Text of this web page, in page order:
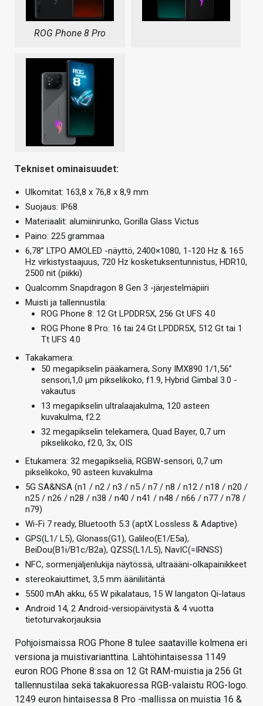
ROG Phone 8 Pro
Tekniset ominaisuudet:
Ulkomitat: 163,8 x 76,8 x 8,9 mm
Suojaus: IP68
Materiaalit: alumiinirunko, Gorilla Glass Victus
Paino: 225 grammaa
6,78” LTPO AMOLED -näyttö, 2400×1080, 1-120 Hz & 165
Hz virkistystaajuus, 720 Hz kosketuksentunnistus, HDR10,
2500 nit (piikki)
Qualcomm Snapdragon 8 Gen 3 -järjestelmäpiiri
Muisti ja tallennustila:
ROG Phone 8: 12 Gt LPDDR5X, 256 Gt UFS 4.0
ROG Phone 8 Pro: 16 tai 24 Gt LPDDR5X, 512 Gt tai 1
Tt UFS 4.0
Takakamera:
50 megapikselin pääkamera, Sony IMX890 1/1,56”
sensori,1,0 µm pikselikoko, f1.9, Hybrid Gimbal 3.0 -
vakautus
13 megapikselin ultralaajakulma, 120 asteen
kuvakulma, f2.2
32 megapikselin telekamera, Quad Bayer, 0,7 um
pikselikoko, f2.0, 3x, OIS
Etukamera: 32 megapikseliä, RGBW-sensori, 0,7 um
pikselikoko, 90 asteen kuvakulma
5G SA&NSA (n1 / n2 / n3 / n5 / n7 / n8 / n12 / n18 / n20 /
n25 / n26 / n28 / n38 / n40 / n41 / n48 / n66 / n77 / n78 /
n79)
Wi-Fi 7 ready, Bluetooth 5.3 (aptX Lossless & Adaptive)
GPS(L1/ L5), Glonass(G1), Galileo(E1/E5a),
BeiDou(B1i/B1c/B2a), QZSS(L1/L5), NavIC(=IRNSS)
NFC, sormenjäljenlukija näytössä, ultraääni-olkapainikkeet
stereokaiuttimet, 3,5 mm ääniliitäntä
5500 mAh akku, 65 W pikalataus, 15 W langaton Qi-lataus
Android 14, 2 Android-versiopäivitystä & 4 vuotta
tietoturvakorjauksia
Pohjoismaissa ROG Phone 8 tulee saataville kolmena eri
versiona ja muistivarianttina. Lähtöhintaisessa 1149
euron ROG Phone 8:ssa on 12 Gt RAM-muistia ja 256 Gt
tallennustilaa sekä takakuoressa RGB-valaistu ROG-logo.
1249 euron hintaisessa 8 Pro -mallissa on muistia 16 &